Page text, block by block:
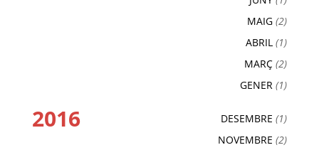
MAIG (2)
ABRIL (1)
MARÇ (2)
GENER (1)
2016 DESEMBRE (1)
NOVEMBRE (2)